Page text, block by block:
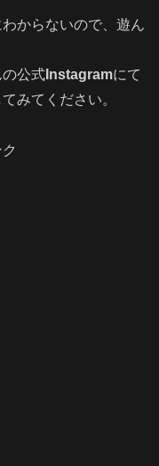
からないので、遊ん
公式 Instagramにて
みてください。